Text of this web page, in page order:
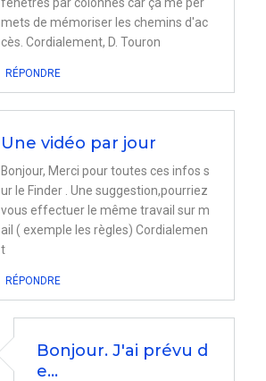
mets de mémoriser les chemins d'ac
cès. Cordialement, D. Touron
RÉPONDRE
Une vidéo par jour
Bonjour, Merci pour toutes ces infos s
ur le Finder . Une suggestion,pourriez
vous effectuer le même travail sur m
ail ( exemple les règles) Cordialemen
t
RÉPONDRE
Bonjour. J'ai prévu d
e…